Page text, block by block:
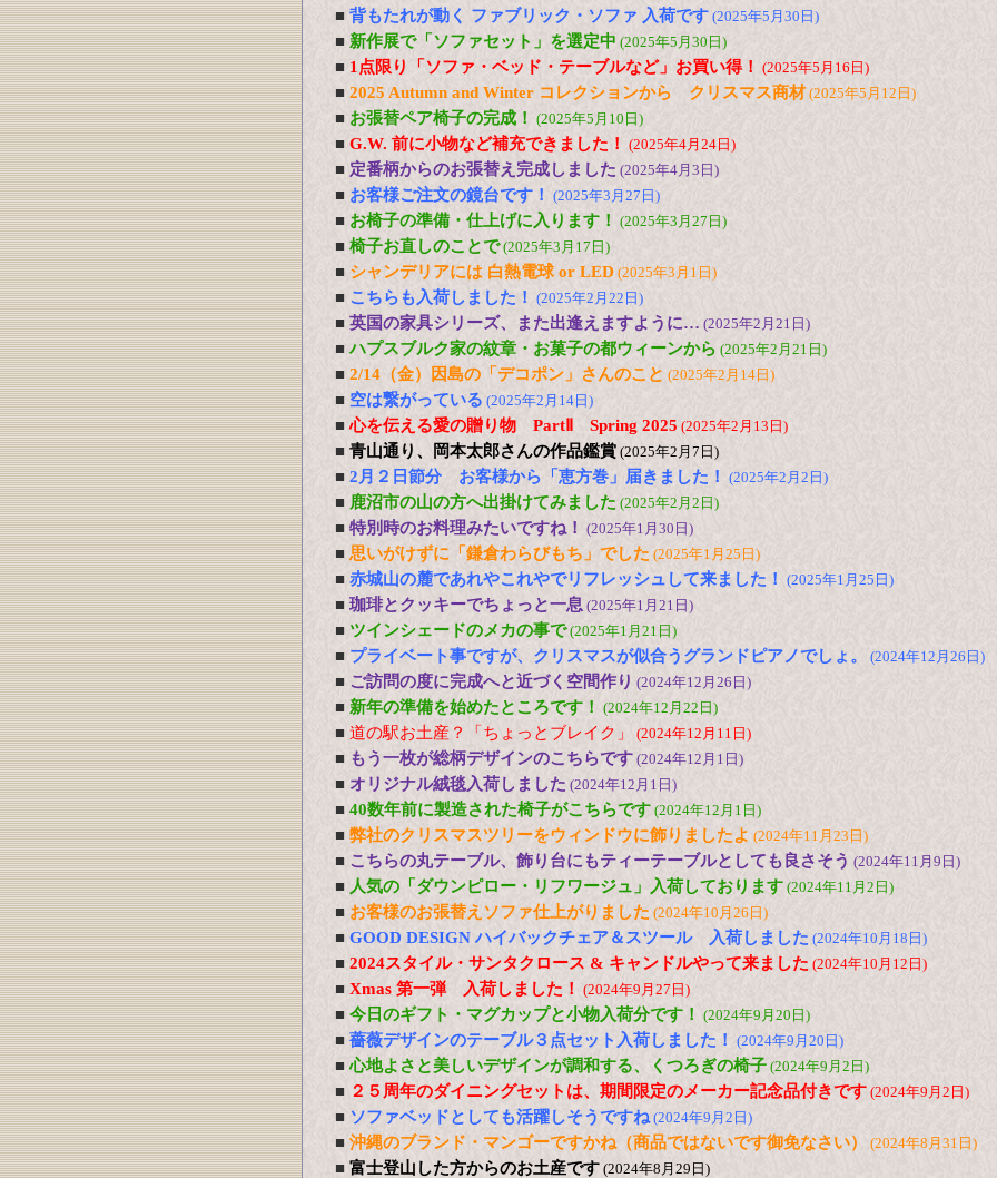
■ 背もたれが動く ファブリック・ソファ 入荷です (2025年5月30日)
■ 新作展で「ソファセット」を選定中 (2025年5月30日)
■ 1点限り「ソファ・ベッド・テーブルなど」お買い得！ (2025年5月16日)
■ 2025 Autumn and Winter コレクションから クリスマス商材(2025年5月12日)
■ お張替ペア椅子の完成！ (2025年5月10日)
■ G.W. 前に小物など補充できました！ (2025年4月24日)
■ 定番柄からのお張替え完成しました (2025年4月3日)
■ お客様ご注文の鏡台です！ (2025年3月27日)
■ お椅子の準備・仕上げに入ります！ (2025年3月27日)
■ 椅子お直しのことで(2025年3月17日)
■ シャンデリアには 白熱電球 or LED (2025年3月1日)
■ こちらも入荷しました！ (2025年2月22日)
■ 英国の家具シリーズ、また出逢えますように… (2025年2月21日)
■ ハプスブルク家の紋章・お菓子の都ウィーンから (2025年2月21日)
■ 2/14（金）因島の「デコポン」さんのこと (2025年2月14日)
■ 空は繋がっている (2025年2月14日)
■ 心を伝える愛の贈り物 PartⅡ Spring 2025 (2025年2月13日)
■ 青山通り、岡本太郎さんの作品鑑賞 (2025年2月7日)
■ 2月２日節分 お客様から「恵方巻」届きました！ (2025年2月2日)
■ 鹿沼市の山の方へ出掛けてみました (2025年2月2日)
■ 特別時のお料理みたいですね！ (2025年1月30日)
■ 思いがけずに「鎌倉わらびもち」でした (2025年1月25日)
■ 赤城山の麓であれやこれやでリフレッシュして来ました！ (2025年1月25日)
■ 珈琲とクッキーでちょっと一息 (2025年1月21日)
■ ツインシェードのメカの事で(2025年1月21日)
■ プライベート事ですが、クリスマスが似合うグランドピアノでしょ。 (2024年12月26日)
■ ご訪問の度に完成へと近づく空間作り (2024年12月26日)
■ 新年の準備を始めたところです！ (2024年12月22日)
■ 道の駅お土産？「ちょっとブレイク」 (2024年12月11日)
■ もう一枚が総柄デザインのこちらです (2024年12月1日)
■ オリジナル絨毯入荷しました (2024年12月1日)
■ 40数年前に製造された椅子がこちらです (2024年12月1日)
■ 弊社のクリスマスツリーをウィンドウに飾りましたよ (2024年11月23日)
■ こちらの丸テーブル、飾り台にもティーテーブルとしても良さそう (2024年11月9日)
■ 人気の「ダウンピロー・リフワージュ」入荷しております (2024年11月2日)
■ お客様のお張替えソファ仕上がりました (2024年10月26日)
■ GOOD DESIGN ハイバックチェア＆スツール 入荷しました (2024年10月18日)
■ 2024スタイル・サンタクロース & キャンドルやって来ました (2024年10月12日)
■ Xmas 第一弾 入荷しました！ (2024年9月27日)
■ 今日のギフト・マグカップと小物入荷分です！ (2024年9月20日)
■ 薔薇デザインのテーブル３点セット入荷しました！ (2024年9月20日)
■ 心地よさと美しいデザインが調和する、くつろぎの椅子 (2024年9月2日)
■ ２５周年のダイニングセットは、期間限定のメーカー記念品付きです (2024年9月2日)
■ ソファベッドとしても活躍しそうですね(2024年9月2日)
■ 沖縄のブランド・マンゴーですかね（商品ではないです御免なさい） (2024年8月31日)
■ 富士登山した方からのお土産です (2024年8月29日)